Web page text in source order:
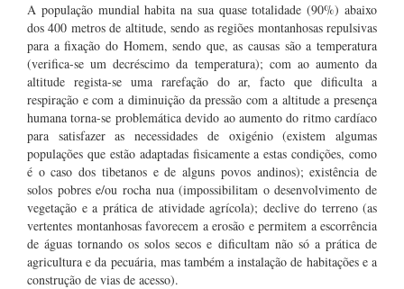
A população mundial habita na sua quase totalidade (90%) abaixo
dos 400 metros de altitude, sendo as regiões montanhosas repulsivas
para a fixação do Homem, sendo que, as causas são a temperatura
(verifica-se um decréscimo da temperatura); com ao aumento da
altitude regista-se uma rarefação do ar, facto que dificulta a
respiração e com a diminuição da pressão com a altitude a presença
humana torna-se problemática devido ao aumento do ritmo cardíaco
para satisfazer as necessidades de oxigénio (existem algumas
populações que estão adaptadas fisicamente a estas condições, como
é o caso dos tibetanos e de alguns povos andinos); existência de
solos pobres e/ou rocha nua (impossibilitam o desenvolvimento de
vegetação e a prática de atividade agrícola); declive do terreno (as
vertentes montanhosas favorecem a erosão e permitem a escorrência
de águas tornando os solos secos e dificultam não só a prática de
agricultura e da pecuária, mas também a instalação de habitações e a
construção de vias de acesso).